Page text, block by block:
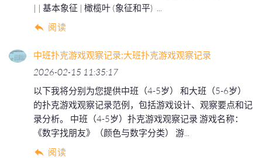
| | 基本象征 | 橄榄叶 (象征和平) ️ ...
阅读
中班扑克游戏观察记录;大班扑克游戏观察记录
2026-02-15 11:35:17
以下我将分别为您提供中班（4-5岁） 和大班（5-6岁）
的扑克游戏观察记录范例，包括游戏设计、观察要点和记
录分析。 中班（4-5岁）扑克游戏观察记录 游戏名称：
《数字找朋友》（颜色与数字分类） 游...
阅读